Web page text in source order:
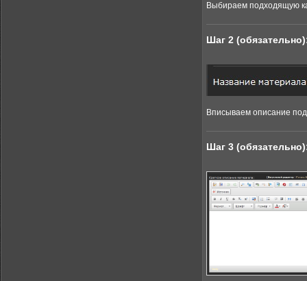
Выбираем подходящую
Шаг 2
Вписываем описание
Шаг 3